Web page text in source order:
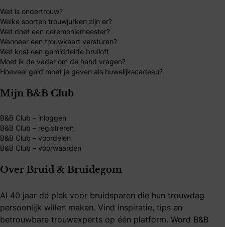
Wat is ondertrouw?
Welke soorten trouwjurken zijn er?
Wat doet een ceremoniemeester?
Wanneer een trouwkaart versturen?
Wat kost een gemiddelde bruiloft
Moet ik de vader om de hand vragen?
Hoeveel geld moet je geven als huwelijkscadeau?
Mijn B&B Club
B&B Club – inloggen
B&B Club – registreren
B&B Club – voordelen
B&B Club – voorwaarden
Over Bruid & Bruidegom
Al 40 jaar dé plek voor bruidsparen die hun trouwdag
persoonlijk willen maken. Vind inspiratie, tips en
betrouwbare trouwexperts op één platform. Word B&B